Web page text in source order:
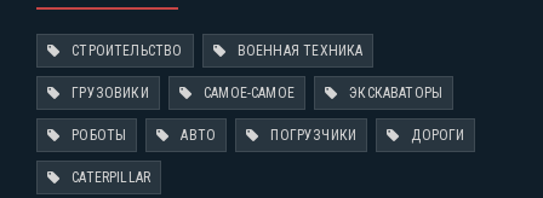
СТРОИТЕЛЬСТВО ВОЕННАЯ ТЕХНИКА
ГРУЗОВИКИ САМОЕ-САМОЕ ЭКСКАВАТОРЫ
РОБОТЫ АВТО ПОГРУЗЧИКИ ДОРОГИ
CATERPILLAR